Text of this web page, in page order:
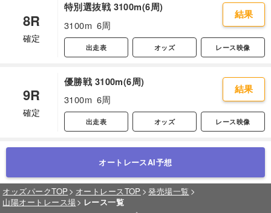
8R
確定
特別選抜戦 3100m(6周)
3100m 6周
結果
出走表 オッズ レース映像
9R
確定
優勝戦 3100m(6周)
3100m 6周
結果
出走表 オッズ レース映像
オートレースAI予想
オッズパークTOP オートレースTOP
発売場一覧
山陽オートレース場
レース一覧